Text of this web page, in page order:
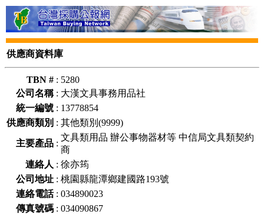
供應商資料庫
TBN # : 5280
公司名稱: 大漢文具事務用品社
統一編號 : 13778854
供應商類別 : 其他類別(9999)
主要產品 :
文具類用品 辦公事物器材等 中信局文具類契約
商
連絡人 : 徐亦筠
公司地址 : 桃園縣龍潭鄉建國路193號
連絡電話: 034890023
傳真號碼 : 034090867